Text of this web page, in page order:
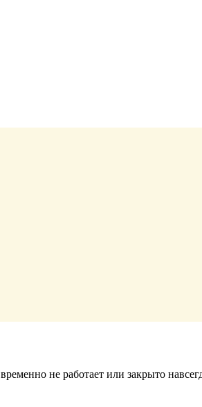
не работает или закрыто